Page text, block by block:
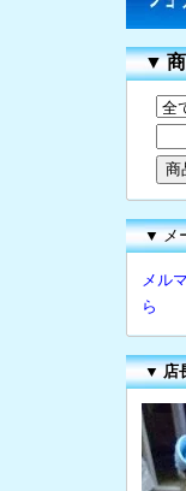
▼
▼ メ
メル
ら
▼ 店